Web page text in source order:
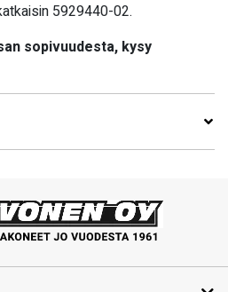
5929440-02.
sopivuudesta, kysy